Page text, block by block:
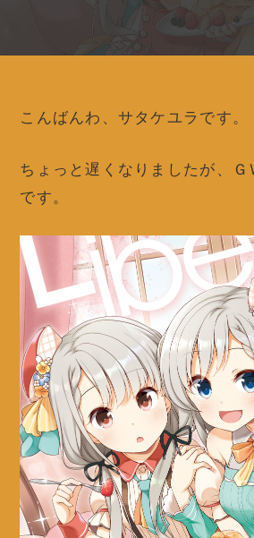
こんばんわ、サタケユラです。
ちょっと遅くなりましたが、Ｇ
です。